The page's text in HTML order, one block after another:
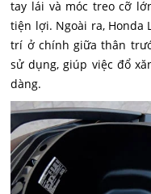
tay lái và móc treo cỡ
tiện lợi. Ngoài ra, Honda
trí ở chính giữa thân
sử dụng, giúp việc đổ
dàng.